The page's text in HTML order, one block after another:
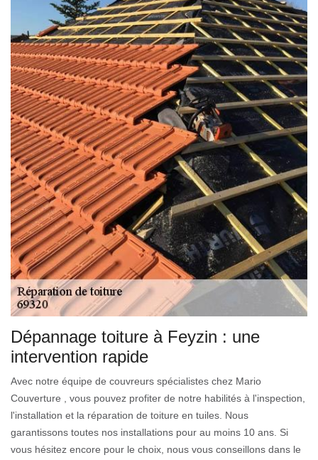
Dépannage toiture à Feyzin : une
intervention rapide
Avec notre équipe de couvreurs spécialistes chez Mario
Couverture , vous pouvez profiter de notre habilités à l'inspection,
l'installation et la réparation de toiture en tuiles. Nous
garantissons toutes nos installations pour au moins 10 ans. Si
vous hésitez encore pour le choix, nous vous conseillons dans le